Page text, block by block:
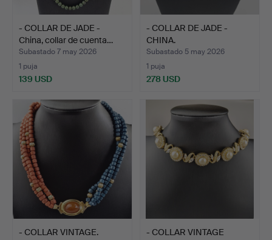
- COLLAR DE JADE -
China, collar de cuenta…
Subastado 7 may 2026
1 puja
139 USD
- COLLAR DE JADE -
CHINA.
Subastado 5 may 2026
1 puja
278 USD
- COLLAR VINTAGE.
- COLLAR VINTAGE